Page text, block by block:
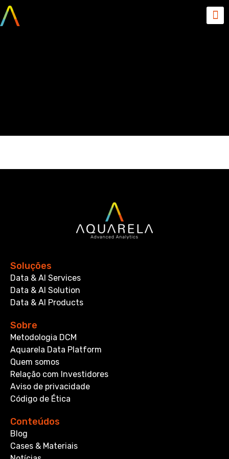
Soluções
Data & AI Services
Data & AI Solution
Data & AI Products
Sobre
Metodologia DCM
Aquarela Data Platform
Quem somos
Relação com Investidores
Aviso de privacidade
Código de Ética
Conteúdos
Blog
Cases & Materiais